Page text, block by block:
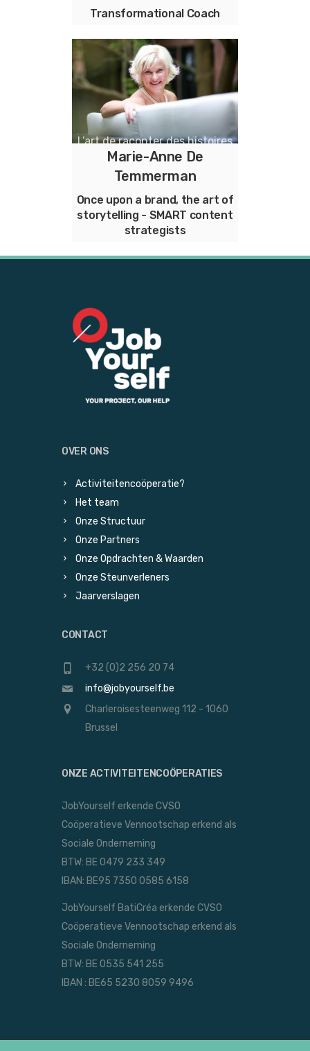
Group Facilitation
Transformational Coaching &
Group Facilitation
Transformational Coach
L’art de raconter des histoires
au service des marques et des
entreprises
De kunst van het verhalen
vertellen voor merken en
Marie-Anne De
Temmerman
Once upon a brand, the art of
storytelling - SMART content
strategists
OVER ONS
Activiteitencoöperatie?
Het team
Onze Structuur
Onze Partners
Onze Opdrachten & Waarden
Onze Steunverleners
Jaarverslagen
CONTACT
+32 (0)2 256 20 74
info@jobyourself.be
Charleroisesteenweg 112 - 1060
Brussel
ONZE ACTIVITEITENCOÖPERATIES
JobYourself erkende CVSO
Coöperatieve Vennootschap erkend als
Sociale Onderneming
BTW: BE 0479 233 349
IBAN: BE95 7350 0585 6158
JobYourself BatiCréa erkende CVSO
Coöperatieve Vennootschap erkend als
Sociale Onderneming
BTW: BE 0535 541 255
IBAN : BE65 5230 8059 9496